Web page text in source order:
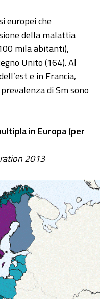
europei che
della malattia
mila abitanti),
Unito (164). Al
e in Francia,
di Sm sono
in Europa (per
2013